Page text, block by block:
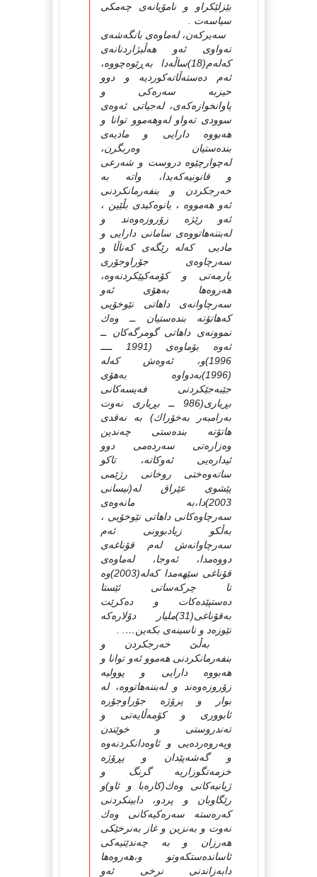
بێزلێكراو و نامۆیانه‌ی چه‌مكی
سیاسه‌ت .
سه‌یركه‌ن، له‌ماوه‌ی بانگه‌شه‌ی
ته‌واوی ئه‌و هه‌ڵبژاردنانه‌ی
كه‌له‌م(18)ساڵه‌دا به‌ڕێوه‌چووه‌،
ئه‌م ده‌سته‌ڵاته‌كوردیه‌ و دوو
حیزبه‌ سه‌ره‌كی و
پاوانخوازه‌كه‌ی، له‌جیاتی ئه‌وه‌ی
سوودی ته‌واو له‌وهه‌موو توانا و
هه‌بووه‌ دارایی و مادیه‌ی
بنده‌ستیان وه‌ربگرن،
له‌چوارچێوه‌ دروست و شه‌رعی
و قانونیه‌كه‌یدا، واته‌ به‌
خه‌رجكردن و بنفه‌رمانكردنی
ئه‌و هه‌مووه‌ ، یانوه‌كیدی بڵێین ،
ئه‌و رێژه‌ زۆروزه‌وه‌ند و
له‌بننه‌هاتووه‌ی سامانی دارایی و
مادیی كه‌له‌ رێگه‌ی كه‌ناڵا و
سه‌رچاوه‌ی جۆراوجۆری
یارمه‌تی و كۆمه‌كپێكردنه‌وه‌،
هه‌روه‌ها به‌هۆی ئه‌و
سه‌رچاوانه‌ی داهاتی نێوخۆیی
كه‌هاتۆته‌ بنده‌ستیان ــ وه‌ك
نموونه‌ی داهاتی گومرگه‌كان ــ
ئه‌وه‌ بۆماوه‌ی (1991 ــــ
1996)و، ئه‌وه‌ش كه‌له‌
(1996)به‌دواوه‌ به‌هۆی
جێبه‌جێكردنی فه‌یسه‌كانی
بڕیاری(986 ــ بڕیاری نه‌وت
به‌رامبه‌ر به‌خۆراك) به‌ نه‌قدی
هاتۆته‌ بنده‌ستی چه‌ندین
وه‌زاره‌تی سه‌رده‌می دوو
ئیداره‌یی ئه‌وكاته‌، تاكو
ساته‌وه‌ختی روخانی رژێمی
پێشوی عێراق له‌(نیسانی
2003)دا،به‌ مانه‌وه‌ی
سه‌رچاوه‌كانی داهاتی نێوخۆیی ،
به‌ڵكو زیادبوونی ئه‌م
سه‌رچاوانه‌ش له‌م قۆناغه‌ی
دووه‌مدا، ئه‌وجا، له‌ماوه‌ی
قۆناغی سێهه‌مدا كه‌له‌(2003)وه‌
تا چركه‌ساتی ئێستا
ده‌ستپێده‌كات و ده‌كرێت
به‌قۆناغی(31)ملیار دۆلاره‌كه‌
نێوزه‌د و ناسینه‌ی بكه‌ین…. .
به‌ڵێ‌ خه‌رجكردن و
بنفه‌رمانكردنی هه‌موو ئه‌و توانا و
هه‌بووه‌ دارایی و پوولیه‌
زۆروزه‌وه‌ند و له‌بننه‌هاتووه‌، له‌
بوار و پرۆژه‌ جۆراوجۆره‌
ئابووری و كۆمه‌ڵایه‌تی و
ته‌ندروستی و خوێندن
وپه‌روه‌رده‌یی و ئاوه‌دانكردنه‌وه‌
و گه‌شه‌پێدان و پڕۆژه‌
خزمه‌تگوزاریه‌ گرنگ و
ژیانیه‌كانی وه‌ك(كاره‌با و ئاو)و
رێگاوبان و پردو، دابینكردنی
كه‌ره‌سته‌ سه‌ره‌كیه‌كانی وه‌ك
نه‌وت و به‌نزین و غاز به‌نرخێكی
هه‌رزان و به‌ چه‌ندێتیه‌كی
ئاسانده‌ستكه‌وتو و،هه‌روه‌ها
دابه‌زاندنی نرخی ئه‌و